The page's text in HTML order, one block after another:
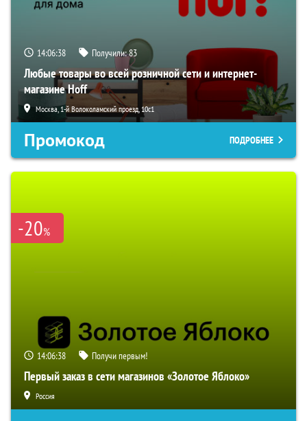
14:06:37 Получили:83
Любые товары во всей розничной сети и интернет-
магазине Hoff
Москва, 1-й Волоколамский проезд, 10с1
Промокод ПОДРОБНЕЕ
-20%
14:06:37 Получи первым!
Первый заказ в сети магазинов «Золотое Яблоко»
Россия